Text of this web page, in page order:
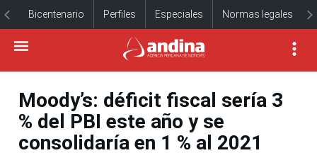
Bicentenario Perfiles Especiales Normas legales
Moody’s: déficit fiscal sería 3
% del PBI este año y se
consolidaría en 1 % al 2021